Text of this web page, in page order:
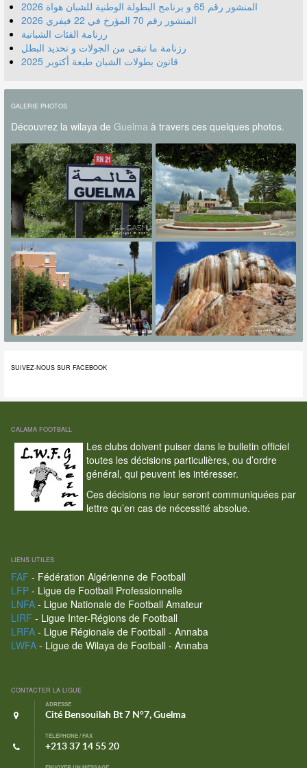
المنشور رقم 70 المؤرخ في 22 فيفري 2026
رزنامة الفئات الشبانية
رزنامة ما تبقى من الجولات و تحديد البطل
قانون بطولات الشبان طبعة أكتوبر 2025
GALERIE PHOTOS
Découvrez la wilaya de Guelmaà travers ces quelques photos.
SUIVEZ-NOUS SUR FACEBOOK
CALAMA FOOTBALL
Les clubs doivent puiser dans le bulletin officiel
toutes les décisions particulières, ou d’ordre
général, qui peuvent les intéresser.
Ces décisions ne leur seront communiquées par
lettre qu’en cas de nécessité absolue.
LIENS UTILES
FAF - Fédération Algérienne de Football
LFP- Ligue de Football Professionnelle
LNFA- Ligue Nationale de Football Amateur
LIRF - Ligue Inter-Régions de Football
LRFA- Ligue Régionale de Football - Annaba
LWFA- Ligue de Wilaya de Football - Annaba
CONTACTER LA LIGUE
ADRESSE
Cité Bensouilah Bt 7 N°7, Guelma
TÉLÉPHONE / FAX
+213 37 14 55 20